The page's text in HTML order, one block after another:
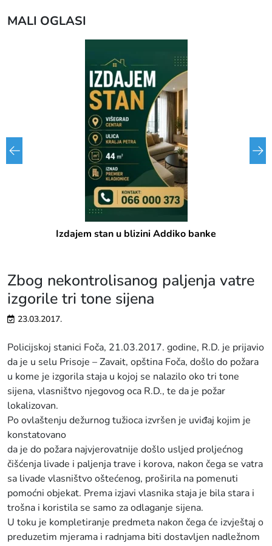
MALI OGLASI
Izdajem stan u blizini Addiko banke
Zbog nekontrolisanog paljenja vatre
izgorile tri tone sijena
23.03.2017.
Policijskoj stanici Foča, 21.03.2017. godine, R.D. je prijavio
da je u selu Prisoje – Zavait, opština Foča, došlo do požara
u kome je izgorila staja u kojoj se nalazilo oko tri tone
sijena, vlasništvo njegovog oca R.D., te da je požar
lokalizovan.
Po ovlaštenju dežurnog tužioca izvršen je uviđaj kojim je
konstatovano
da je do požara najvjerovatnije došlo usljed proljećnog
čišćenja livade i paljenja trave i korova, nakon čega se vatra
sa livade vlasništvo oštećenog, proširila na pomenuti
pomoćni objekat. Prema izjavi vlasnika staja je bila stara i
trošna i koristila se samo za odlaganje sijena.
U toku je kompletiranje predmeta nakon čega će izvještaj o
preduzetim mjerama i radnjama biti dostavljen nadležnom